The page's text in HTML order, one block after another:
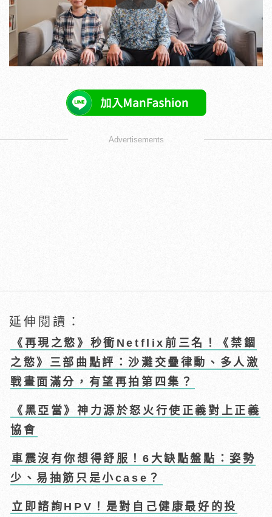
Play
Advertisements
延伸閱讀：
《再現之慾》秒衝Netflix前三名！《禁錮
之慾》三部曲點評：沙灘交疊律動、多人激
戰畫面滿分，有望再拍第四集？
《黑亞當》神力源於怒火行使正義對上正義
協會
車震沒有你想得舒服！6大缺點盤點：姿勢
少、易抽筋只是小case？
立即諮詢HPV！是對自己健康最好的投